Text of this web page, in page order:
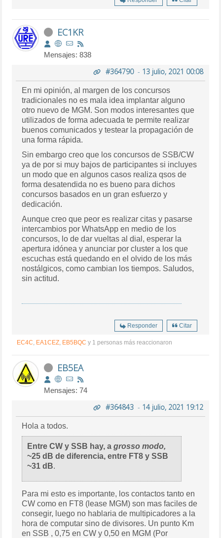
EC1KR
Mensajes: 838
#364790- 13 julio, 2021 00:08
En mi opinión, al margen de los concursos
tradicionales no es mala idea implantar alguno
otro nuevo de MGM. Son modos interesantes que
utilizados de forma adecuada te permite realizar
buenos comunicados y testear la propagación de
una forma rápida.
Sin embargo creo que los concursos de SSB/CW
ya de por si muy bajos de participantes si incluyes
un modo que en algunos casos realiza qsos de
forma desatendida no es bueno para dichos
concursos basados en un gran esfuerzo y
dedicación.
Aunque creo que peor es realizar citas y pasarse
intercambios por WhatsApp en medio de los
concursos, lo de dar vueltas al dial, esperar la
apertura idónea y anunciar por cluster a los que
escuchas está quedando en el olvido de los más
nostálgicos, como cambian los tiempos. Saludos,
sin actitud.
Responder Citar
EC4C, EA1CEZ, EB5BQC y 1 personas más reaccionaron
EB5EA
Mensajes: 74
#364843- 14 julio, 2021 19:12
Hola a todos.
Entre CW y SSB hay, a grosso modo,
~25 dB de diferencia, entre FT8 y SSB
~31 dB.
Para mi esto es importante, los contactos tanto en
CW como en FT8 (lease MGM) son mas faciles de
consegir, luego no hablaria de multipicadores a la
hora de computar sino de divisores. Un punto Km
en SSB , 0,75 en CW y 0,50 en MGM (Por